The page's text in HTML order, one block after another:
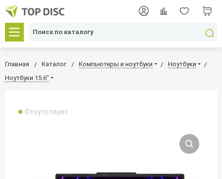
Главная Каталог Компьютеры и ноутбуки
Ноутбуки
Ноутбуки 15.6"
Отсутствует